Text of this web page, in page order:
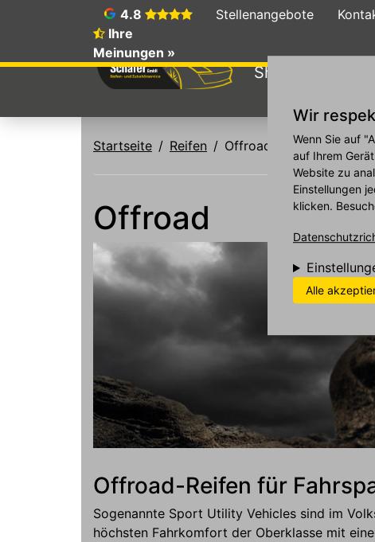
Wir
Wenn Sie auf
auf Ihrem
Website zu
Einstellungen
klicken.
Alle
Shop
Stellenangebote
4.8
Ihre
Meinungen »
Startseite Reifen Offroad
Offroad
Offroad-Reifen für
Sogenannte Sport Utility Vehicles sind im
höchsten Fahrkomfort der Oberklasse mit